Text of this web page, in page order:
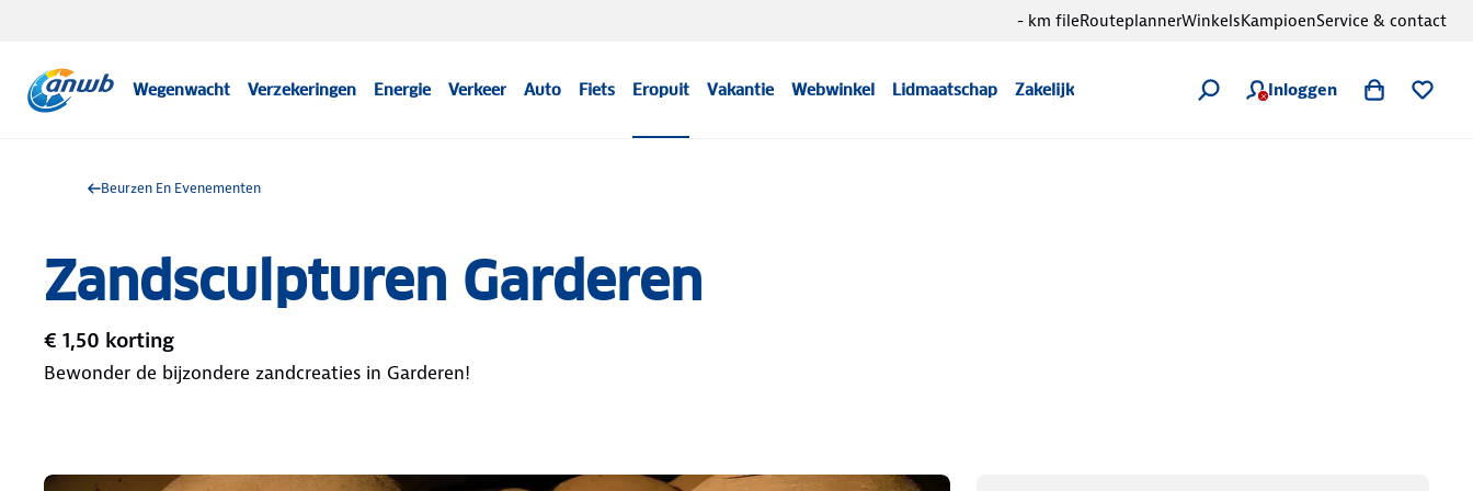
Wegenwacht Verzekeringen Energie Verkeer Auto Fiets Eropuit Vakantie Webwinkel Lidmaatschap Zakelijk Inloggen
- km fileRouteplannerWinkelsKampioenService & contact
Beurzen En Evenementen
Zandsculpturen Garderen
€ 1,50 korting
Bewonder de bijzondere zandcreaties in Garderen!